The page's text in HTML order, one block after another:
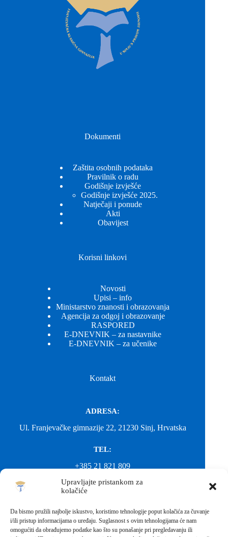
Upravljajte pristankom za
kolačiće
Da bismo pružili najbolje iskustvo, koristimo tehnologije poput kolačića za čuvanje
i/ili pristup informacijama o uređaju. Suglasnost s ovim tehnologijama će nam
omogućiti da obrađujemo podatke kao što su ponašanje pri pregledavanju ili
Dokumenti
Zaštita osobnih podataka
Pravilnik o radu
Godišnje izvješće
Godišnje izvješće 2025.
Natječaji i ponude
Akti
Obavijest
Korisni linkovi
Novosti
Upisi – info
Ministarstvo znanosti i obrazovanja
Agencija za odgoj i obrazovanje
RASPORED
E-DNEVNIK – za nastavnike
E-DNEVNIK – za učenike
Kontakt
ADRESA:
Ul. Franjevačke gimnazije 22, 21230 Sinj, Hrvatska
TEL:
+385 21 821 809
EMAIL:
EMAIL: